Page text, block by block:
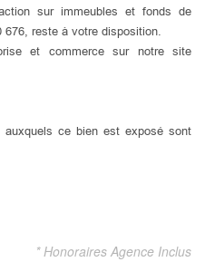
sur immeubles et fonds de
676, reste à votre disposition.
et commerce sur notre site
ce bien est exposé sont
* Honoraires Agence Inclus